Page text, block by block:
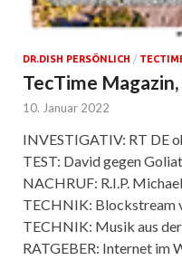
DR.DISH PERSÖNLICH /
TecTime
10. Januar 2022
INVESTIGATIV: RT DE
TEST: David gegen
NACHRUF: R.I.P.
TECHNIK: Blockstream
TECHNIK: Musik aus
RATGEBER: Internet im